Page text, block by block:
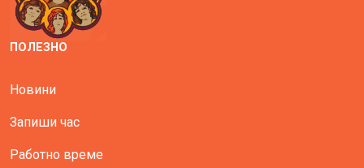
ПОЛЕЗНО
Новини
Запиши час
Работно време